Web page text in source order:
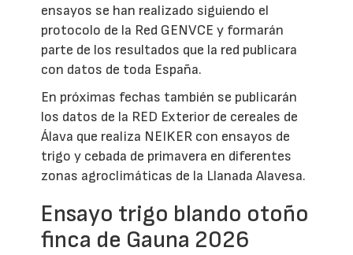
ensayos se han realizado siguiendo el
protocolo de la Red GENVCE y formarán
parte de los resultados que la red publicara
con datos de toda España.
En próximas fechas también se publicarán
los datos de la RED Exterior de cereales de
Álava que realiza NEIKER con ensayos de
trigo y cebada de primavera en diferentes
zonas agroclimáticas de la Llanada Alavesa.
Ensayo trigo blando otoño
finca de Gauna 2026